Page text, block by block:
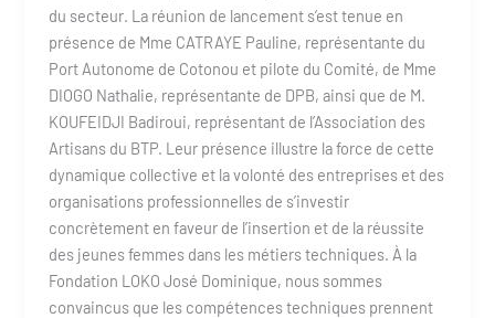
du secteur. La réunion de lancement s’est tenue en
présence de Mme CATRAYE Pauline, représentante du
Port Autonome de Cotonou et pilote du Comité, de Mme
DIOGO Nathalie, représentante de DPB, ainsi que de M.
KOUFEIDJI Badiroui, représentant de l’Association des
Artisans du BTP. Leur présence illustre la force de cette
dynamique collective et la volonté des entreprises et des
organisations professionnelles de s’investir
concrètement en faveur de l’insertion et de la réussite
des jeunes femmes dans les métiers techniques. À la
Fondation LOKO José Dominique, nous sommes
convaincus que les compétences techniques prennent